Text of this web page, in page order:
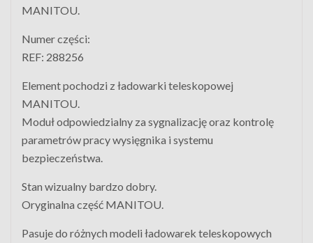
MANITOU.
Numer części:
REF: 288256
Element pochodzi z ładowarki teleskopowej
MANITOU.
Moduł odpowiedzialny za sygnalizację oraz kontrolę
parametrów pracy wysięgnika i systemu
bezpieczeństwa.
Stan wizualny bardzo dobry.
Oryginalna część MANITOU.
Pasuje do różnych modeli ładowarek teleskopowych